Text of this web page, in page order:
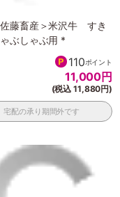
佐藤畜産＞米沢牛 すき
ぶしゃぶ用 *
110ポイント
11,000円
(税込 11,880円)
宅配の承り期間外です